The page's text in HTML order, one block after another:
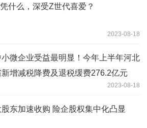
什么，深受Z世代喜爱？
2023-08-18
小微企业受益最明显！今年上半年河北
新增减税降费及退税缓费276.2亿元
2023-08-18
股东加速收购 险企股权集中化凸显